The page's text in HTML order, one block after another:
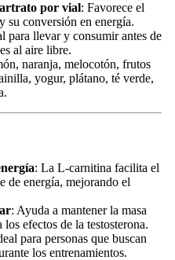
por vial: Favorece el
su conversión en energía.
para llevar y consumir antes de
al aire libre.
naranja, melocotón, frutos
yogur, plátano, té verde,
: La L-carnitina facilita el
de energía, mejorando el
: Ayuda a mantener la masa
efectos de la testosterona.
para personas que buscan
los entrenamientos.